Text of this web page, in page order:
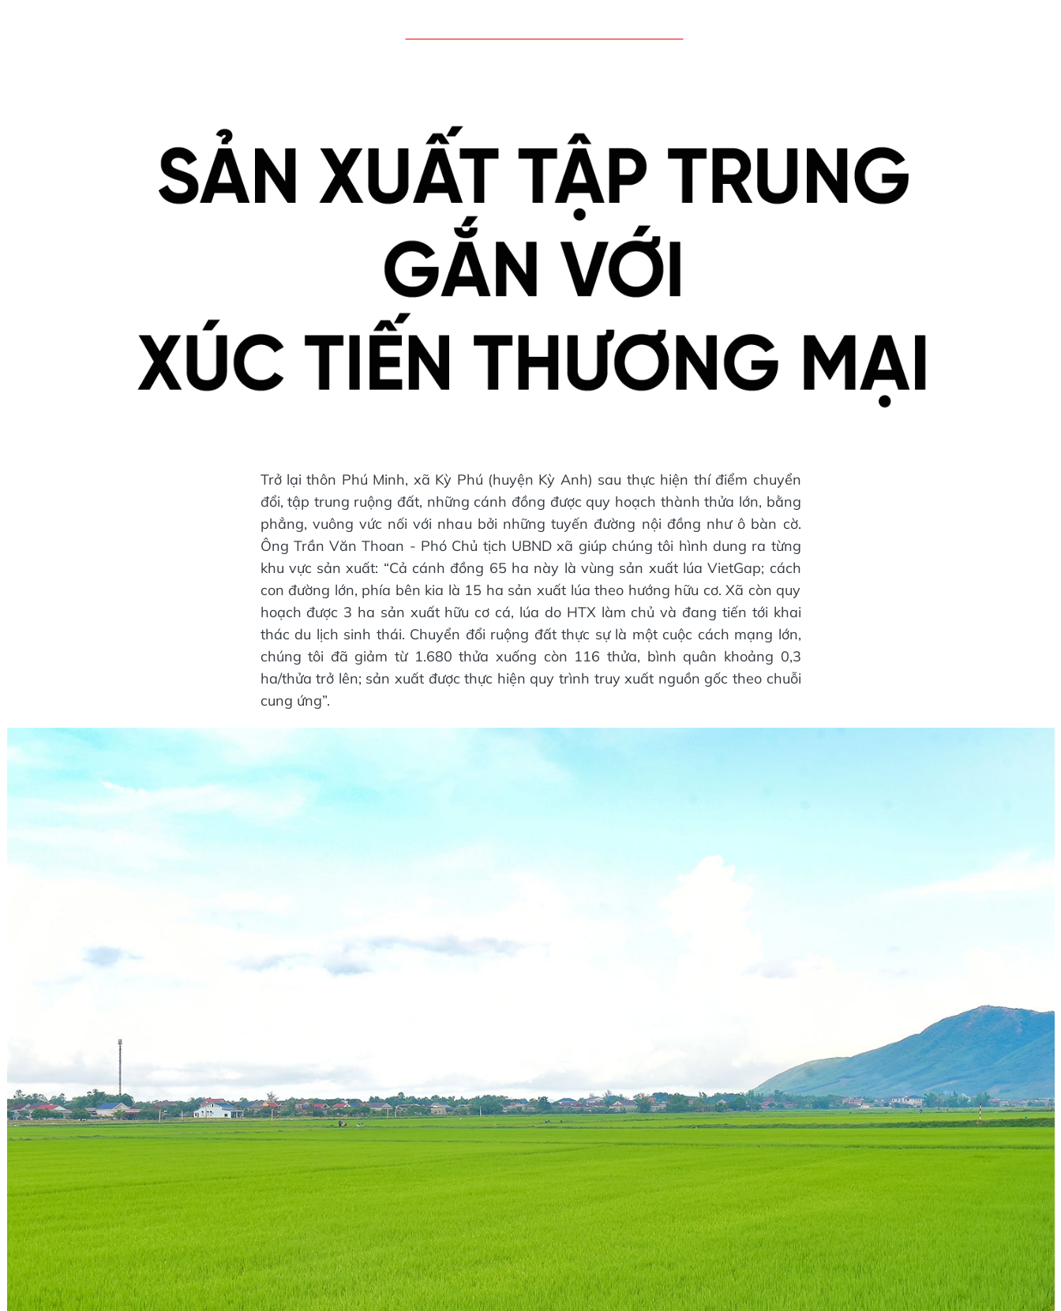
Trở lại thôn Phú Minh, xã Kỳ Phú (huyện Kỳ Anh) sau thực hiện thí điểm chuyển
đổi, tập trung ruộng đất, những cánh đồng được quy hoạch thành thửa lớn, bằng
phẳng, vuông vức nối với nhau bởi những tuyến đường nội đồng như ô bàn cờ.
Ông Trần Văn Thoan - Phó Chủ tịch UBND xã giúp chúng tôi hình dung ra từng
khu vực sản xuất: “Cả cánh đồng 65 ha này là vùng sản xuất lúa VietGap; cách
con đường lớn, phía bên kia là 15 ha sản xuất lúa theo hướng hữu cơ. Xã còn quy
hoạch được 3 ha sản xuất hữu cơ cá, lúa do HTX làm chủ và đang tiến tới khai
thác du lịch sinh thái. Chuyển đổi ruộng đất thực sự là một cuộc cách mạng lớn,
chúng tôi đã giảm từ 1.680 thửa xuống còn 116 thửa, bình quân khoảng 0,3
ha/thửa trở lên; sản xuất được thực hiện quy trình truy xuất nguồn gốc theo chuỗi
cung ứng”.